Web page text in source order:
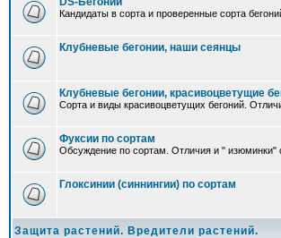
Кандидаты в сорта и проверенные сорта
Клубневые бегонии, наши сеянцы
Клубневые бегонии, красивоцветущие
Сорта и виды красивоцветущих бегоний.
Фуксии по сортам
Обсуждение по сортам. Отличия и " изюминки"
Глоксинии (синнингии) по сортам
Защита растений. Вредители растений.